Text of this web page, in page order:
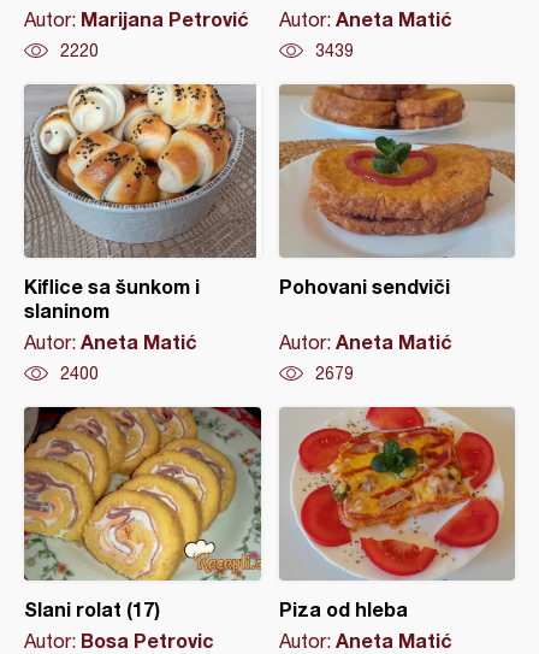
Autor: Marijana Petrović
2220
Autor: Aneta Matić
3439
Kiflice sa šunkom i
slaninom
Autor: Aneta Matić
2400
Pohovani sendviči
Autor: Aneta Matić
2679
Slani rolat (17)
Autor: Bosa Petrovic
Piza od hleba
Autor: Aneta Matić